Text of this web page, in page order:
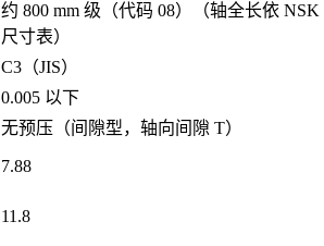
约 800 mm 级（代码 08）（轴全长依 NSK
尺寸表）
C3（JIS）
0.005 以下
无预压（间隙型，轴向间隙 T）
7.88
11.8